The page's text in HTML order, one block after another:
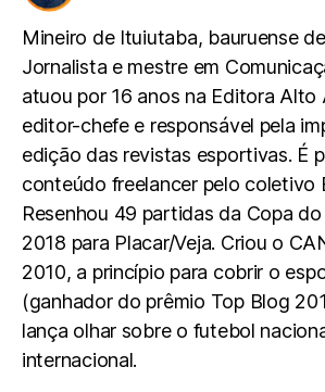
Mineiro de Ituiutaba, bauruense
Jornalista e mestre em
atuou por 16 anos na Editora Alto
editor-chefe e responsável pela
edição das revistas esportivas. É
conteúdo freelancer pelo coletivo
Resenhou 49 partidas da Copa
2018 para Placar/Veja. Criou o
2010, a princípio para cobrir o
(ganhador do prêmio Top Blog
lança olhar sobre o futebol
internacional.